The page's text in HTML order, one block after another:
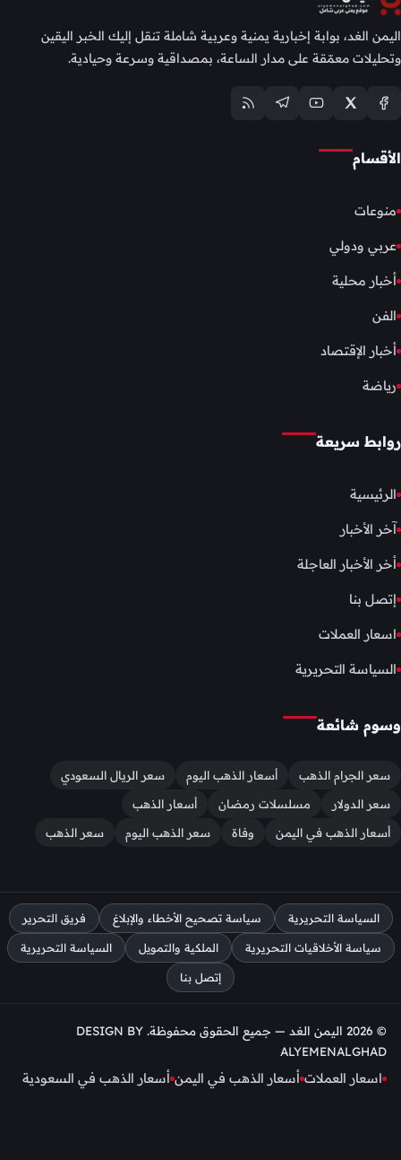
اليمن الغد، بوابة إخبارية يمنية وعربية شاملة تنقل إليك الخبر اليقين
وتحليلات معمّقة على مدار الساعة، بمصداقية وسرعة وحيادية.
الأقسام
منوعات
عربي ودولي
أخبار محلية
الفن
أخبار الإقتصاد
رياضة
روابط سريعة
الرئيسية
آخر الأخبار
أخر الأخبار العاجلة
إتصل بنا
اسعار العملات
السياسة التحريرية
وسوم شائعة
سعر الجرام الذهب أسعار الذهب اليوم
سعر الريال السعودي
سعر الدولار
مسلسلات رمضان
أسعار الذهب
أسعار الذهب في اليمن
وفاة سعر الذهب اليوم سعر الذهب
السياسة التحريرية سياسة تصحيح الأخطاء والإبلاغ فريق التحرير
سياسة الأخلاقيات التحريرية الملكية والتمويل السياسة التحريرية
إتصل بنا
© 2026 اليمن الغد — جميع الحقوق محفوظة. DESIGN BY
ALYEMENALGHAD
اسعار العملات أسعار الذهب في اليمن أسعار الذهب في السعودية